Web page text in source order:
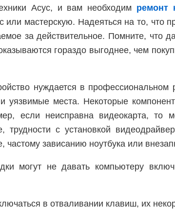
Асус, и вам необходим ремонт
или мастерскую. Надеяться на то,
за действительное. Помните,
гораздо выгоднее, чем
нуждается в
и уязвимые места. Некоторые
если неисправна видеокарта, то
трудности с установкой
частому зависанию ноутбука или
могут не давать компьютеру
в отваливании клавиш, их